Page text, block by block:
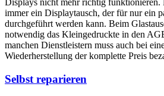
Displays nicht mehr richtig funktionieren.
immer ein Displaytausch, der für nur ein
durchgeführt werden kann. Beim
notwendig das Kleingedruckte in den
manchen Dienstleistern muss auch bei
Wiederherstellung der komplette Preis
Selbst reparieren